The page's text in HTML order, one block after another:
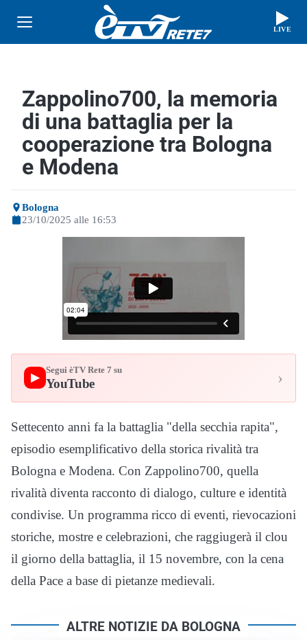
LIVE
Zappolino700, la memoria
di una battaglia per la
cooperazione tra Bologna
e Modena
Bologna
23/10/2025 alle 16:53
▶
Segui èTV Rete 7 su
YouTube ›
Settecento anni fa la battaglia "della secchia rapita",
episodio esemplificativo della storica rivalità tra
Bologna e Modena. Con Zappolino700, quella
rivalità diventa racconto di dialogo, culture e identità
condivise. Un programma ricco di eventi, rievocazioni
storiche, mostre e celebrazioni, che raggiugerà il clou
il giorno della battaglia, il 15 novembre, con la cena
della Pace a base di pietanze medievali.
ALTRE NOTIZIE DA BOLOGNA